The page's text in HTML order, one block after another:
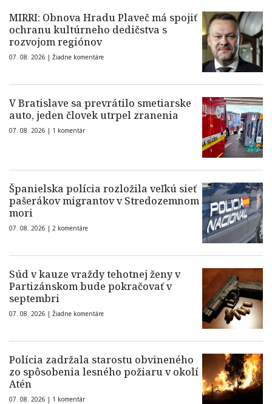
MIRRI: Obnova Hradu Plaveč má spojiť
ochranu kultúrneho dedičstva s
rozvojom regiónov
07. 08. 2026 | Žiadne komentáre
V Bratislave sa prevrátilo smetiarske
auto, jeden človek utrpel zranenia
07. 08. 2026 | 1 komentár
Španielska polícia rozložila veľkú sieť
pašerákov migrantov v Stredozemnom
mori
07. 08. 2026 | 2 komentáre
Súd v kauze vraždy tehotnej ženy v
Partizánskom bude pokračovať v
septembri
07. 08. 2026 | Žiadne komentáre
Polícia zadržala starostu obvineného
zo spôsobenia lesného požiaru v okolí
Atén
07. 08. 2026 | 1 komentár